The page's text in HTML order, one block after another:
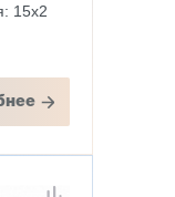
15х2